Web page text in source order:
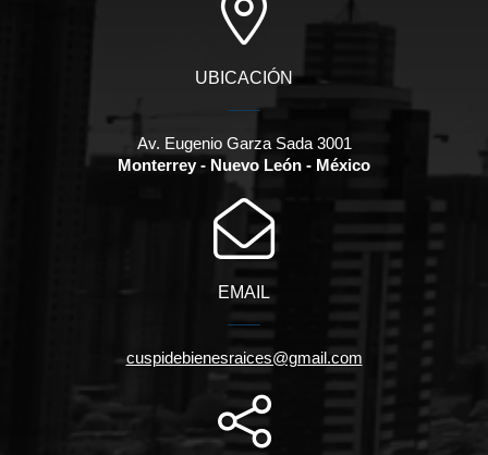
UBICACIÓN
Av. Eugenio Garza Sada 3001
Monterrey - Nuevo León - México
EMAIL
cuspidebienesraices@gmail.com